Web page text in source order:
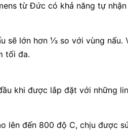
từ Đức có khả năng tự
sẽ lớn hơn ⅓ so với vùng nấu.
tối đa.
khi được lắp đặt với những
lên đến 800 độ C, chịu được